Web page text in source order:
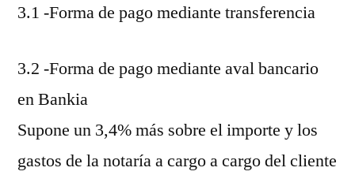
3.1 -Forma de pago mediante transferencia
3.2 -Forma de pago mediante aval bancario
en Bankia
Supone un 3,4% más sobre el importe y los
gastos de la notaría a cargo a cargo del cliente